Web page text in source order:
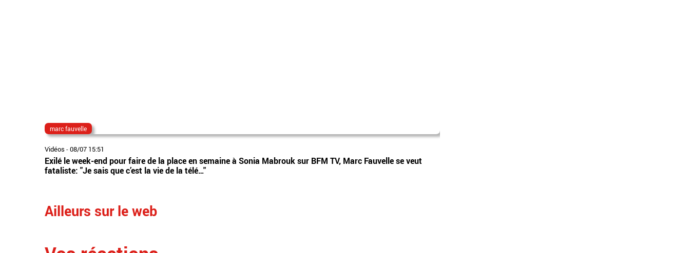
marc fauvelle
Vidéos -08/07 15:51
Exilé le week-end pour faire de la place en semaine à Sonia Mabrouk sur BFM TV, Marc Fauvelle se veut
fataliste: "Je sais que c’est la vie de la télé…"
Ailleurs sur le web